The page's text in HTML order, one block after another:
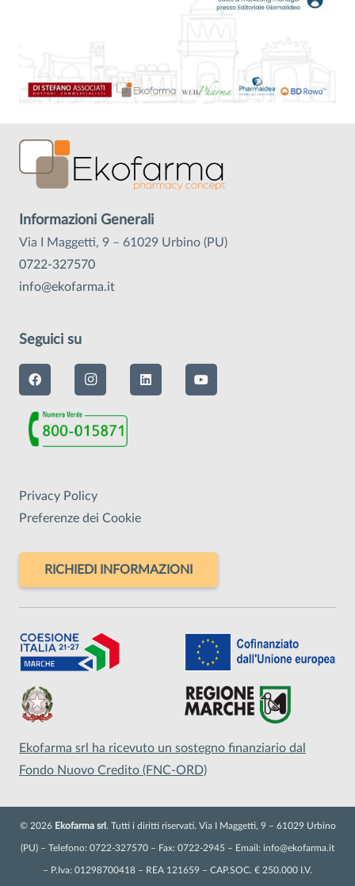
Informazioni Generali
Via I Maggetti, 9 – 61029 Urbino (PU)
0722-327570
info@ekofarma.it
Seguici su
Privacy Policy
Preferenze dei Cookie
RICHIEDI INFORMAZIONI
Ekofarma srl ha ricevuto un sostegno finanziario dal
Fondo Nuovo Credito (FNC-ORD)
© 2026 Ekofarma srl . Tutti i diritti riservati. Via I Maggetti, 9 – 61029 Urbino
(PU) – Telefono: 0722-327570 – Fax: 0722-2945 – Email: info@ekofarma.it
– P.Iva: 01298700418 – REA 121659 – CAP.SOC. € 250.000 I.V.